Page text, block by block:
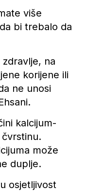
više
bi trebalo da
na
korijene ili
ne unosi
kalcijum-
može
duplje.
osjetljivost